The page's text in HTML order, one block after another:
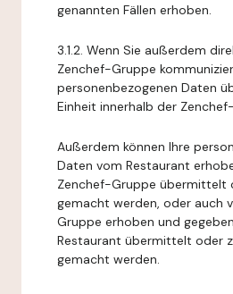
genannten Fällen erhoben.
3.1.2. Wenn Sie außerdem
Zenchef-Gruppe
personenbezogenen Daten
Einheit innerhalb der
Außerdem können Ihre
Daten vom Restaurant
Zenchef-Gruppe übermittelt
gemacht werden, oder auch
Gruppe erhoben und
Restaurant übermittelt oder
gemacht werden.